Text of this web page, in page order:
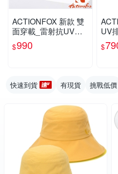
ACTIONFOX 新款 雙
面穿載_雷射抗UV透
氣快乾遮陽帽UPF50
+中盤帽.漁夫帽.圓盤
$990
UV
棒
帽.
$
快速到貨 有現貨 挑戰低價